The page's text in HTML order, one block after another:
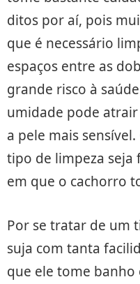
ditos por aí, pois
que é necessário
espaços entre as
grande risco à
umidade pode
a pele mais
tipo de limpeza seja
em que o cachorro
Por se tratar de um
suja com tanta
que ele tome